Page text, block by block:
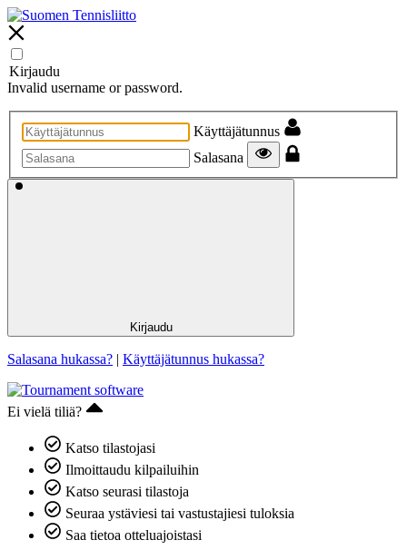
Kirjaudu
Invalid username or password.
Käyttäjätunnus
Salasana
Kirjaudu
Salasana hukassa? | Käyttäjätunnus hukassa?
Ei vielä tiliä?
Katso tilastojasi
Ilmoittaudu kilpailuihin
Katso seurasi tilastoja
Seuraa ystäviesi tai vastustajiesi tuloksia
Saa tietoa otteluajoistasi